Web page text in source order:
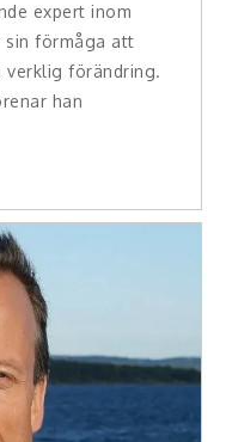
expert inom
sin förmåga att
verklig förändring.
han